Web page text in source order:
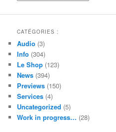
CATÉGORIES :
Audio (3)
Info (304)
Le Shop (123)
News (394)
Previews (150)
Services (4)
Uncategorized (5)
Work in progress… (28)